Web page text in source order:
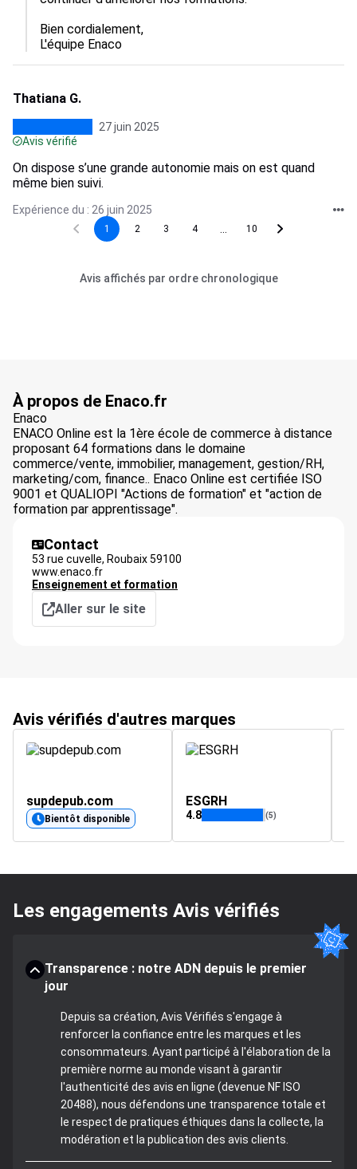
Bien cordialement,
L'équipe Enaco
Thatiana G.
27 juin 2025
Avis vérifié
On dispose s’une grande autonomie mais on est quand
même bien suivi.
Expérience du : 26 juin 2025
1 2 3 4 10
Avis affichés par ordre chronologique
À propos de Enaco.fr
Enaco
ENACO Online est la 1ère école de commerce à distance
proposant 64 formations dans le domaine
commerce/vente, immobilier, management, gestion/RH,
marketing/com, finance.. Enaco Online est certifiée ISO
9001 et QUALIOPI "Actions de formation" et "action de
formation par apprentissage".
Contact
53 rue cuvelle, Roubaix59100
www.enaco.fr
Enseignement et formation
Aller sur le site
Avis vérifiés d'autres marques
supdepub.com
Bientôt disponible
ESGRH
4.8 (5)
Les engagements Avis vérifiés
Transparence : notre ADN depuis le premier
jour
Depuis sa création, Avis Vérifiés s'engage à
renforcer la confiance entre les marques et les
consommateurs. Ayant participé à l'élaboration de la
première norme au monde visant à garantir
l'authenticité des avis en ligne (devenue NF ISO
20488), nous défendons une transparence totale et
le respect de pratiques éthiques dans la collecte, la
modération et la publication des avis clients.